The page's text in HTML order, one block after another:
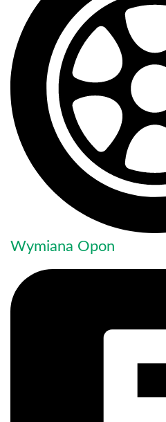
Wymiana Opon